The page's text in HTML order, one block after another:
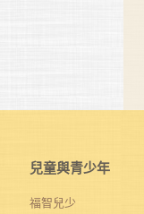
兒童與青少年
福智兒少